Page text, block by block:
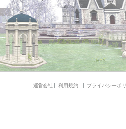
運営会社 利用規約 プライバシーポ